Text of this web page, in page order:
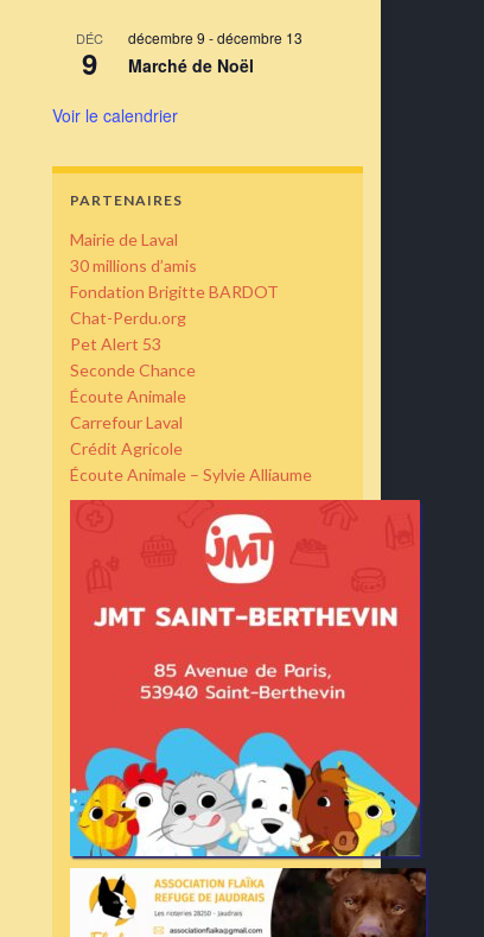
DÉC
9
décembre 9 -décembre 13
Marché de Noël
Voir le calendrier
PARTENAIRES
Mairie de Laval
30 millions d’amis
Fondation Brigitte BARDOT
Chat-Perdu.org
Pet Alert 53
Seconde Chance
Écoute Animale
Carrefour Laval
Crédit Agricole
Écoute Animale – Sylvie Alliaume